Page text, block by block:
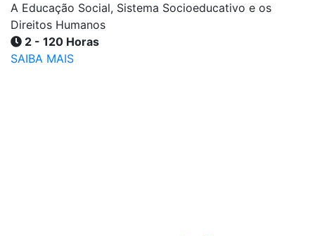
A Educação Social, Sistema Socioeducativo e os
Direitos Humanos
2 - 120 Horas
SAIBA MAIS